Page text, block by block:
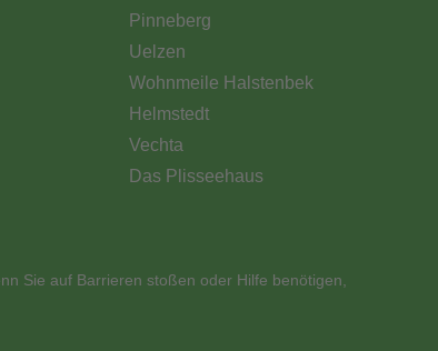
Pinneberg
Uelzen
Wohnmeile Halstenbek
Helmstedt
Vechta
Das Plisseehaus
Sie auf Barrieren stoßen oder Hilfe benötigen,